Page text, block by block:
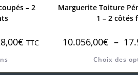
– 2
€ TTC
Marguerite Toiture
1 – 2 côtés
10.056,00€ –
Choix des